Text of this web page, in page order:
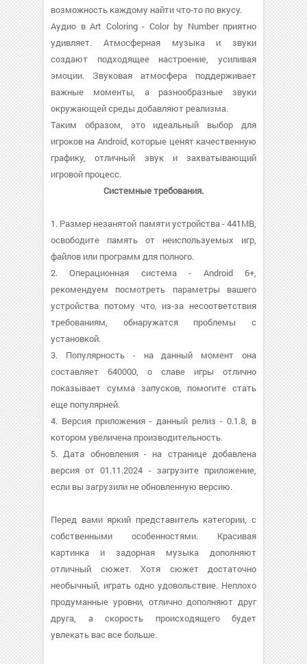
возможность каждому найти что-то по вкусу.
Аудио в Art Coloring - Color by Number приятно
удивляет. Атмосферная музыка и звуки
создают подходящее настроение, усиливая
эмоции. Звуковая атмосфера поддерживает
важные моменты, а разнообразные звуки
окружающей среды добавляют реализма.
Таким образом, это идеальный выбор для
игроков на Android, которые ценят качественную
графику, отличный звук и захватывающий
игровой процесс.
Системные требования.
1. Размер незанятой памяти устройства - 441MB,
освободите память от неиспользуемых игр,
файлов или программ для полного.
2. Операционная система - Android 6+,
рекомендуем посмотреть параметры вашего
устройства потому что, из-за несоответствия
требованиям, обнаружатся проблемы с
установкой.
3. Популярность - на данный момент она
составляет 640000, о cлаве игры отлично
показывает сумма запусков, помогите стать
еще популярней.
4. Версия приложения - данный релиз - 0.1.8, в
котором увеличена производительность.
5. Дата обновления - на странице добавлена
версия от 01.11.2024 - загрузите приложение,
если вы загрузили не обновленную версию.
Перед вами яркий представитель категории, с
собственными особенностями. Красивая
картинка и задорная музыка дополняют
отличный сюжет. Хотя сюжет достаточно
необычный, играть одно удовольствие. Неплохо
продуманные уровни, отлично дополняют друг
друга, а скорость происходящего будет
увлекать вас все больше.